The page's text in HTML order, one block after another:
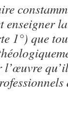
enseigner
1°) que